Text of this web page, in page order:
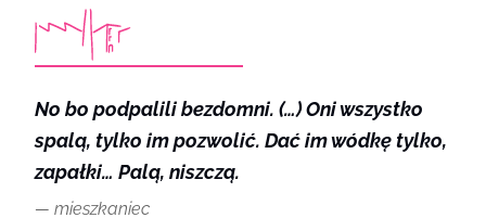
No bo podpalili bezdomni. (…) Oni wszystko
spalą, tylko im pozwolić. Dać im wódkę tylko,
zapałki… Palą, niszczą.
mieszkaniec